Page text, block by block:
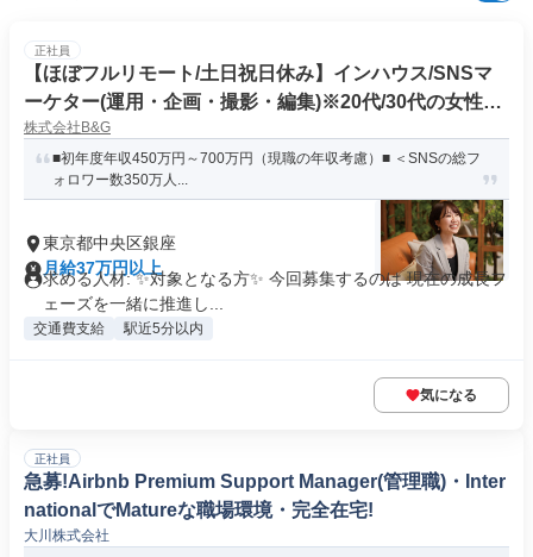
正社員
【ほぼフルリモート/土日祝日休み】インハウス/SNSマ
ーケター(運用・企画・撮影・編集)※20代/30代の女性が
活躍中
株式会社B&G
■初年度年収450万円～700万円（現職の年収考慮）■ ＜SNSの総フ
ォロワー数350万人...
東京都中央区銀座
月給37万円以上
求める人材: ✨対象となる方✨ 今回募集するのは 現在の成長フ
ェーズを一緒に推進し...
交通費支給 駅近5分以内
気になる
正社員
急募!Airbnb Premium Support Manager(管理職)・Inter
nationalでMatureな職場環境・完全在宅!
大川株式会社